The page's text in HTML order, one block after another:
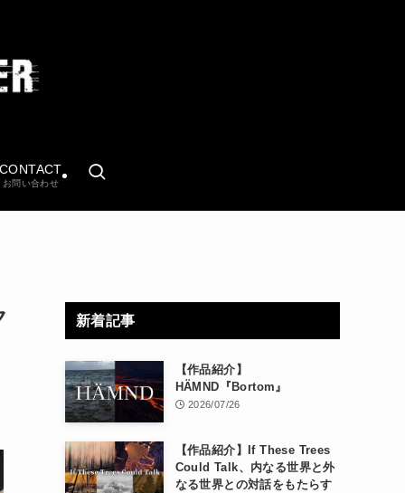
CONTACT
お問い合わせ
新着記事
【作品紹介】
HÄMND『Bortom』
2026/07/26
【作品紹介】If These Trees
Could Talk、内なる世界と外
なる世界との対話をもたらす